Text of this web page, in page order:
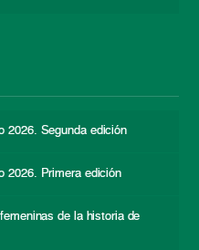
2026. Segunda edición
2026. Primera edición
de la historia de